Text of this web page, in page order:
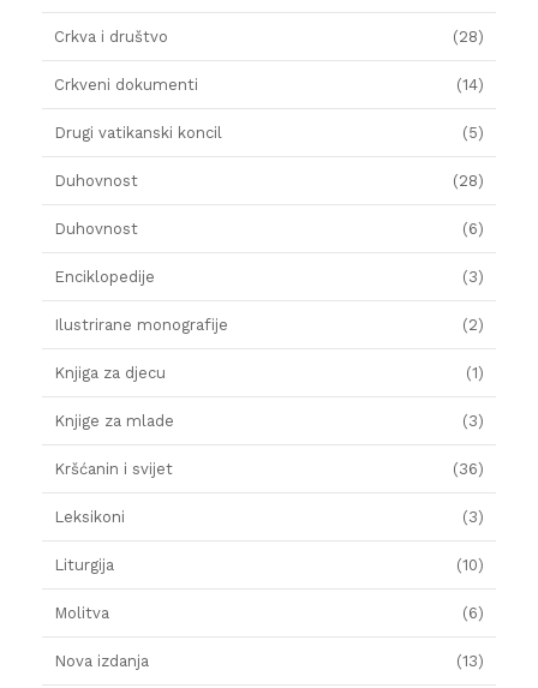
Crkva i društvo (28)
Crkveni dokumenti (14)
Drugi vatikanski koncil (5)
Duhovnost (28)
Duhovnost (6)
Enciklopedije (3)
Ilustrirane monografije (2)
Knjiga za djecu (1)
Knjige za mlade (3)
Kršćanin i svijet (36)
Leksikoni (3)
Liturgija (10)
Molitva (6)
Nova izdanja (13)